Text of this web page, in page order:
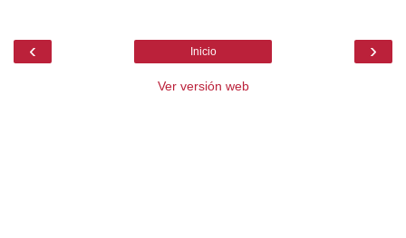
‹ ›
Inicio
Ver versión web